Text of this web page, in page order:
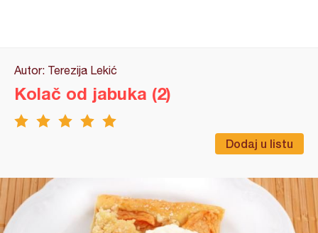
Autor: Terezija Lekić
Dodaj u listu
Kolač od jabuka (2)